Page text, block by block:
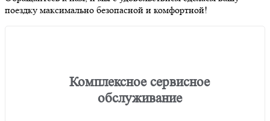
поездку максимально безопасной и комфортной!
Комплексное сервисное
обслуживание